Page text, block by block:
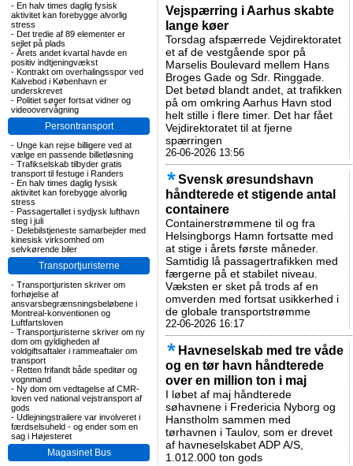
- En halv times daglig fysisk
aktivitet kan forebygge alvorlig
stress
- Det tredie af 89 elementer er
sejlet på plads
- Årets andet kvartal havde en
positiv indtjeningvækst
- Kontrakt om overhalingsspor ved
Kalvebod i København er
underskrevet
- Politiet søger fortsat vidner og
videoovervågning
Persontransport
- Unge kan rejse billigere ved at
vælge en passende billetløsning
- Trafikselskab tilbyder gratis
transport til festuge i Randers
- En halv times daglig fysisk
aktivitet kan forebygge alvorlig
stress
- Passagertallet i sydjysk lufthavn
steg i juli
- Delebilstjeneste samarbejder med
kinesisk virksomhed om
selvkørende biler
Transportjuristerne
- Transportjuristen skriver om
forhøjelse af
ansvarsbegrænsningsbeløbene i
Montreal-konventionen og
Luftfartsloven
- Transportjuristerne skriver om ny
dom om gyldigheden af
voldgiftsaftaler i rammeaftaler om
transport
- Retten frifandt både speditør og
vognmand
- Ny dom om vedtagelse af CMR-
loven ved national vejstransport af
gods
- Udlejningstrailere var involveret i
færdselsuheld - og ender som en
sag i Højesteret
Magasinet Bus
Vejspærring i Aarhus skabte
lange køer
Torsdag afspærrede Vejdirektoratet
et af de vestgående spor på
Marselis Boulevard mellem Hans
Broges Gade og Sdr. Ringgade.
Det betød blandt andet, at trafikken
på om omkring Aarhus Havn stod
helt stille i flere timer. Det har fået
Vejdirektoratet til at fjerne
spærringen
26-06-2026 13:56
Svensk øresundshavn
håndterede et stigende antal
containere
Containerstrømmene til og fra
Helsingborgs Hamn fortsatte med
at stige i årets første måneder.
Samtidig lå passagertrafikken med
færgerne på et stabilet niveau.
Væksten er sket på trods af en
omverden med fortsat usikkerhed i
de globale transportstrømme
22-06-2026 16:17
Havneselskab med tre våde
og en tør havn håndterede
over en million ton i maj
I løbet af maj håndterede
søhavnene i Fredericia Nyborg og
Hanstholm sammen med
tørhavnen i Taulov, som er drevet
af havneselskabet ADP A/S,
1.012.000 ton gods